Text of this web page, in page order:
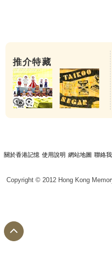
推介特藏
關於香港記憶 使用說明 網站地圖 聯絡
Copyright © 2012 Hong Kong